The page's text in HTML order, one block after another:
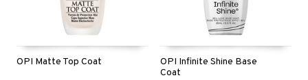
OPI Matte Top Coat
OPI Infinite Shine Base
Coat